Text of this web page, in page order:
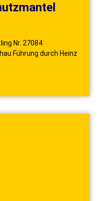
Nr. 27084
Führung durch Heinz